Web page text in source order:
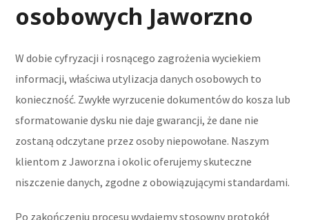
osobowych Jaworzno
W dobie cyfryzacji i rosnącego zagrożenia wyciekiem
informacji, właściwa utylizacja danych osobowych to
konieczność. Zwykłe wyrzucenie dokumentów do kosza lub
sformatowanie dysku nie daje gwarancji, że dane nie
zostaną odczytane przez osoby niepowołane. Naszym
klientom z Jaworzna i okolic oferujemy skuteczne
niszczenie danych, zgodne z obowiązującymi standardami.
Po zakończeniu procesu wydajemy stosowny protokół